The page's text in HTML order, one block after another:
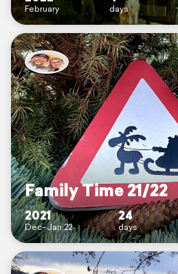
February days
Family Time 21/22
2021
Dec–Jan 22
24
days